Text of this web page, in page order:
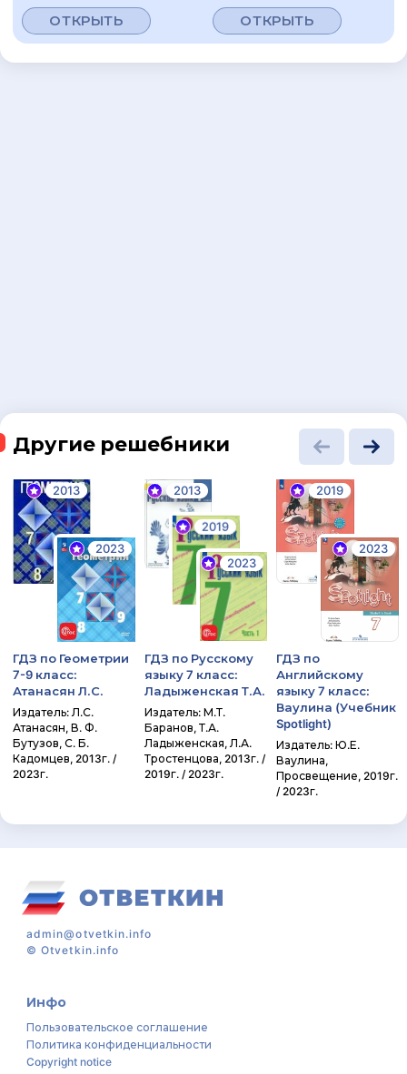
ОТКРЫТЬ ОТКРЫТЬ
Другие решебники
2013
2023
ГДЗ по Геометрии
7-9 класс:
Атанасян Л.С.
Издатель: Л.С.
Атанасян, В. Ф.
Бутузов, С. Б.
Кадомцев, 2013г. /
2023г.
2013
2019
2023
ГДЗ по Русскому
языку 7 класс:
Ладыженская Т.А.
Издатель: М.Т.
Баранов, Т.А.
Ладыженская, Л.А.
Тростенцова, 2013г. /
2019г. / 2023г.
2019
2023
ГДЗ по
Английскому
языку 7 класс:
Ваулина (Учебник
Spotlight)
Издатель: Ю.Е.
Ваулина,
Просвещение, 2019г.
/ 2023г.
admin@otvetkin.info
©Otvetkin.info
Инфо
Пользовательское соглашение
Политика конфиденциальности
Copyright notice